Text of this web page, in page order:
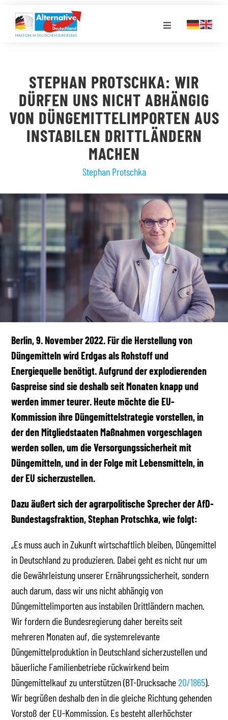
Inhalt
springen
Toggle
LANDESGRUPPEN
VERANSTALTUNGEN
STELLENPORTAL
MEDIATHEK
STEPHAN PROTSCHKA: WIR
DÜRFEN UNS NICHT ABHÄNGIG
VON DÜNGEMITTELIMPORTEN AUS
INSTABILEN DRITTLÄNDERN
MACHEN
Stephan Protschka
Berlin, 9. November 2022. Für die Herstellung von
Düngemitteln wird Erdgas als Rohstoff und
Energiequelle benötigt. Aufgrund der explodierenden
Gaspreise sind sie deshalb seit Monaten knapp und
werden immer teurer. Heute möchte die EU-
Kommission ihre Düngemittelstrategie vorstellen, in
der den Mitgliedstaaten Maßnahmen vorgeschlagen
werden sollen, um die Versorgungssicherheit mit
Düngemitteln, und in der Folge mit Lebensmitteln, in
der EU sicherzustellen.
Dazu äußert sich der agrarpolitische Sprecher der AfD-
Bundestagsfraktion, Stephan Protschka, wie folgt:
„Es muss auch in Zukunft wirtschaftlich bleiben, Düngemittel
in Deutschland zu produzieren. Dabei geht es nicht nur um
die Gewährleistung unserer Ernährungssicherheit, sondern
auch darum, dass wir uns nicht abhängig von
Düngemittelimporten aus instabilen Drittländern machen.
Wir fordern die Bundesregierung daher bereits seit
mehreren Monaten auf, die systemrelevante
Düngemittelproduktion in Deutschland sicherzustellen und
bäuerliche Familienbetriebe rückwirkend beim
Düngemittelkauf zu unterstützen (BT-Drucksache20/1865).
Wir begrüßen deshalb den in die gleiche Richtung gehenden
Vorstoß der EU-Kommission. Es besteht allerhöchster